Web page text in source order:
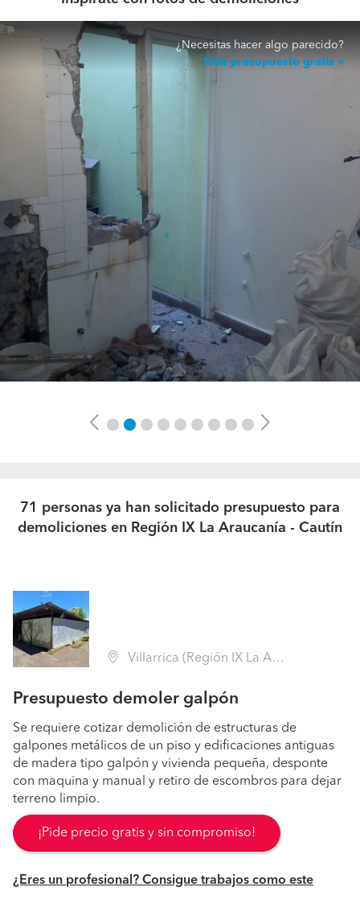
¿Necesitas hacer algo parecido?
Pide presupuesto gratis
Previous Next
71 personas ya han solicitado presupuesto para
demoliciones en Región IX La Araucanía - Cautín
Villarrica (Región IX La Araucanía - Cautín)
Presupuesto demoler galpón
Se requiere cotizar demolición de estructuras de
galpones metálicos de un piso y edificaciones antiguas
de madera tipo galpón y vivienda pequeña, desponte
con maquina y manual y retiro de escombros para dejar
terreno limpio.
¡Pide precio gratis y sin compromiso!
¿Eres un profesional? Consigue trabajos como este